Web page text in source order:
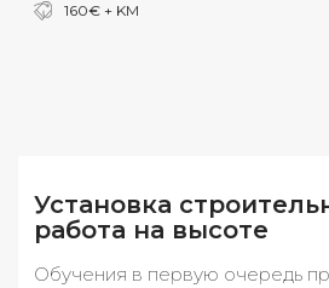
160€ + KM
Установка
работа на высоте
Обучения в первую очередь